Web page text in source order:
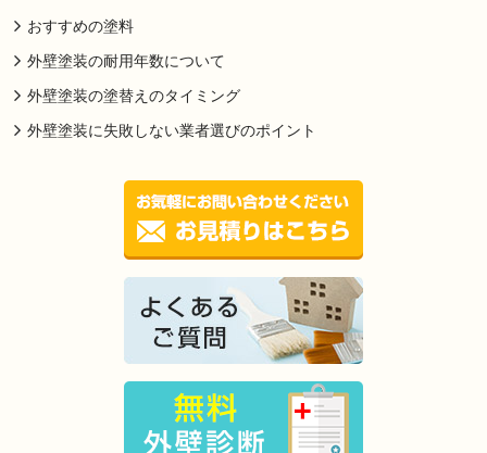
おすすめの塗料
外壁塗装の耐用年数について
外壁塗装の塗替えのタイミング
外壁塗装に失敗しない業者選びのポイント